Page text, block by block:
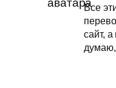
Все
сайт,